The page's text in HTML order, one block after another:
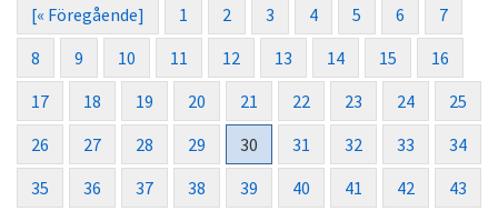
[« Föregående] 1 2 3 4 5 6
7
8
9 10 11 12 13 14 15
16
17
18 19 20 21 22 23 24
25
26
27 28 29 30 31 32 33
34
35
36 37 38 39 40 41 42
43